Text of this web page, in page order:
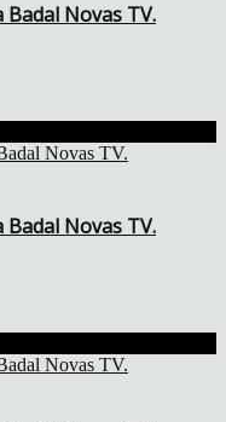
Badal Novas TV.
Badal Novas TV.